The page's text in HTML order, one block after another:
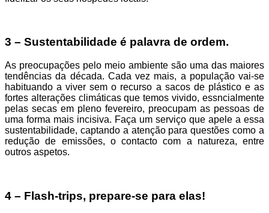
3 – Sustentabilidade é palavra de ordem.
As preocupações pelo meio ambiente são uma das maiores
tendências da década. Cada vez mais, a população vai-se
habituando a viver sem o recurso a sacos de plástico e as
fortes alterações climáticas que temos vivido, essncialmente
pelas secas em pleno fevereiro, preocupam as pessoas de
uma forma mais incisiva. Faça um serviço que apele a essa
sustentabilidade, captando a atenção para questões como a
redução de emissões, o contacto com a natureza, entre
outros aspetos.
4 – Flash-trips, prepare-se para elas!